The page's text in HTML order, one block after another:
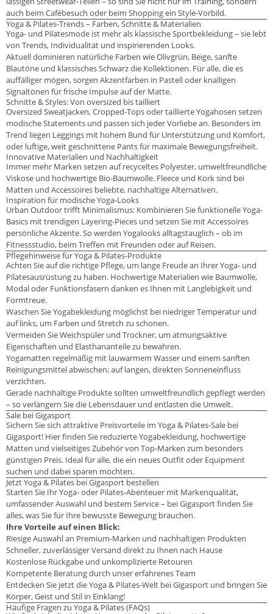
auch beim Cafébesuch oder beim Shopping ein Style-Vorbild.
Yoga & Pilates-Trends – Farben, Schnitte & Materialien
Yoga- und Pilatesmode ist mehr als klassische Sportbekleidung – sie lebt
von Trends, Individualität und inspirierenden Looks.
Aktuell dominieren natürliche Farben wie Olivgrün, Beige, sanfte
Blautöne und klassisches Schwarz die Kollektionen. Für alle, die es
auffälliger mögen, sorgen Akzentfarben in Pastell oder knalligen
Signaltönen für frische Impulse auf der Matte.
Schnitte & Styles: Von oversized bis tailliert
Oversized Sweatjacken, Cropped-Tops oder taillierte Yogahosen setzen
modische Statements und passen sich jeder Vorliebe an. Besonders im
Trend liegen Leggings mit hohem Bund für Unterstützung und Komfort,
oder luftige, weit geschnittene Pants für maximale Bewegungsfreiheit.
Innovative Materialien und Nachhaltigkeit
Immer mehr Marken setzen auf recyceltes Polyester, umweltfreundliche
Viskose und hochwertige Bio-Baumwolle. Fleece und Kork sind bei
Matten und Accessoires beliebte, nachhaltige Alternativen.
Inspiration für modische Yoga-Looks
Urban Outdoor trifft Minimalismus: Kombinieren Sie funktionelle Yoga-
Basics mit trendigen Layering-Pieces und setzen Sie mit Accessoires
persönliche Akzente. So werden Yogalooks alltagstauglich – ob im
Fitnessstudio, beim Treffen mit Freunden oder auf Reisen.
Pflegehinweise für Yoga & Pilates-Produkte
Achten Sie auf die richtige Pflege, um lange Freude an Ihrer Yoga- und
Pilatesausrüstung zu haben. Hochwertige Materialien wie Baumwolle,
Modal oder Funktionsfasern danken es Ihnen mit Langlebigkeit und
Formtreue.
Waschen Sie Yogabekleidung möglichst bei niedriger Temperatur und
auf links, um Farben und Stretch zu schonen.
Vermeiden Sie Weichspüler und Trockner, um atmungsaktive
Eigenschaften und Elasthananteile zu bewahren.
Yogamatten regelmäßig mit lauwarmem Wasser und einem sanften
Reinigungsmittel abwischen; auf langen, direkten Sonneneinfluss
verzichten.
Gerade nachhaltige Produkte sollten umweltfreundlich gepflegt werden
– so verlängern Sie die Lebensdauer und entlasten die Umwelt.
Sale bei Gigasport
Sichern Sie sich attraktive Preisvorteile im Yoga & Pilates-Sale bei
Gigasport! Hier finden Sie reduzierte Yogabekleidung, hochwertige
Matten und vielseitiges Zubehör von Top-Marken zum besonders
günstigen Preis. Ideal für alle, die ein neues Outfit oder Equipment
suchen und dabei sparen möchten.
Jetzt Yoga & Pilates bei Gigasport bestellen
Starten Sie Ihr Yoga- oder Pilates-Abenteuer mit Markenqualität,
umfassender Auswahl und bestem Service – bei Gigasport finden Sie
alles, was Sie für Ihre bewusste Bewegung brauchen.
Ihre Vorteile auf einen Blick:
Riesige Auswahl an Premium-Marken und nachhaltigen Produkten
Schneller, zuverlässiger Versand direkt zu Ihnen nach Hause
Kostenlose Rückgabe und unkomplizierte Retouren
Kompetente Beratung durch unser erfahrenes Team
Entdecken Sie jetzt die Yoga & Pilates-Welt bei Gigasport und bringen Sie
Körper, Geist und Stil in Einklang!
Häufige Fragen zu Yoga & Pilates (FAQs)